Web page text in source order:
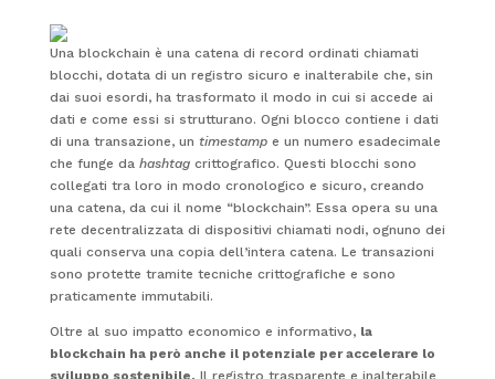
Una blockchain è una catena di record ordinati chiamati
blocchi, dotata di un registro sicuro e inalterabile che, sin
dai suoi esordi, ha trasformato il modo in cui si accede ai
dati e come essi si strutturano. Ogni blocco contiene i dati
di una transazione, un timestampe un numero esadecimale
che funge da hashtagcrittografico. Questi blocchi sono
collegati tra loro in modo cronologico e sicuro, creando
una catena, da cui il nome “blockchain”. Essa opera su una
rete decentralizzata di dispositivi chiamati nodi, ognuno dei
quali conserva una copia dell’intera catena. Le transazioni
sono protette tramite tecniche crittografiche e sono
praticamente immutabili.
Oltre al suo impatto economico e informativo, la
blockchain ha però anche il potenziale per accelerare lo
sviluppo sostenibile. Il registro trasparente e inalterabile